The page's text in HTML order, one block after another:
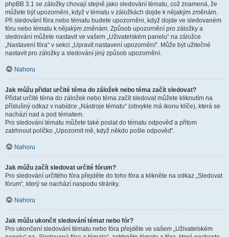
phpBB 3.1 se záložky chovají stejně jako sledování tématu, což znamená, že
můžete být upozorněni, když v tématu v záložkách dojde k nějakým změnám.
Při sledování fóra nebo tématu budete upozorněni, když dojde ve sledovaném
fóru nebo tématu k nějakým změnám. Způsob upozornění pro záložky a
sledování můžete nastavit ve vašem „Uživatelském panelu“ na záložce
„Nastavení fóra“ v sekci „Upravit nastavení upozornění“. Může být užitečné
nastavit pro záložky a sledování jiný způsob upozornění.
Nahoru
Jak můžu přidat určité téma do záložek nebo téma začít sledovat?
Přidat určité téma do záložek nebo téma začít sledovat můžete kliknutím na
příslušný odkaz v nabídce „Nástroje tématu“ (obvykle má ikonu klíče), která se
nachází nad a pod tématem.
Pro sledování tématu můžete také poslat do tématu odpověď a přitom
zatrhnout políčko „Upozornit mě, když někdo pošle odpověď“.
Nahoru
Jak můžu začít sledovat určité fórum?
Pro sledování určitého fóra přejděte do toho fóra a klikněte na odkaz „Sledovat
fórum“, který se nachází naspodu stránky.
Nahoru
Jak můžu ukončit sledování témat nebo fór?
Pro ukončení sledování tématu nebo fóra přejděte ve vašem „Uživatelském